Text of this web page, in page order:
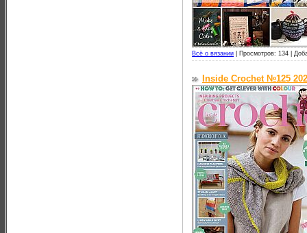
Всё о вязании Просмотров: 134 |
Inside Crochet №125